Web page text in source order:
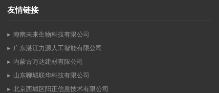
友情链接
海南未来生物科技有限公司
广东湛江力源人工智能有限公司
内蒙古万达建材有限公司
山东聊城联华科技有限公司
北京西城区阳正信息技术有限公司